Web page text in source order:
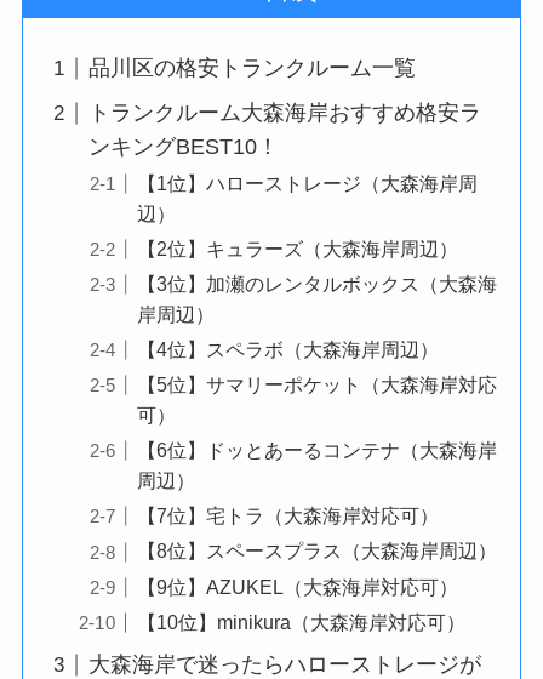
品川区の格安トランクルーム一覧
トランクルーム大森海岸おすすめ格安ラ
ンキングBEST10！
【1位】ハローストレージ（大森海岸周
辺）
【2位】キュラーズ（大森海岸周辺）
【3位】加瀬のレンタルボックス（大森海
岸周辺）
【4位】スペラボ（大森海岸周辺）
【5位】サマリーポケット（大森海岸対応
可）
【6位】ドッとあーるコンテナ（大森海岸
周辺）
【7位】宅トラ（大森海岸対応可）
【8位】スペースプラス（大森海岸周辺）
【9位】AZUKEL（大森海岸対応可）
【10位】minikura（大森海岸対応可）
大森海岸で迷ったらハローストレージが